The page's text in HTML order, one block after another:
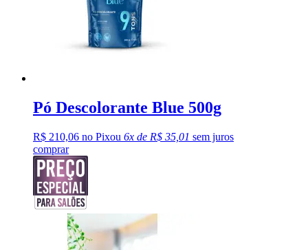
Pó Descolorante Blue 500g
R$ 210,06 no Pixou 6x de R$ 35,01 sem juros
comprar